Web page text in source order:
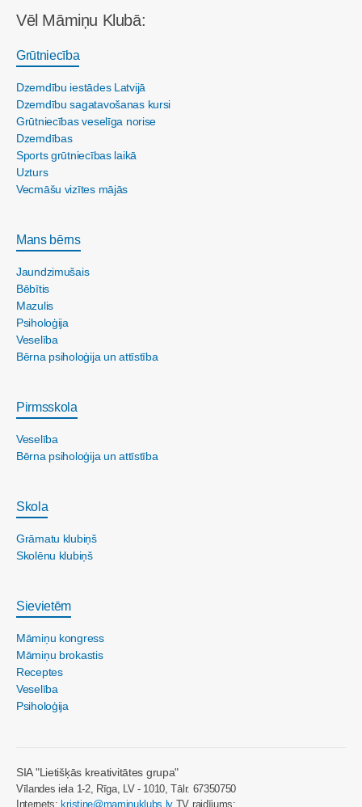
Vēl Māmiņu Klubā:
Grūtniecība
Dzemdību iestādes Latvijā
Dzemdību sagatavošanas kursi
Grūtniecības veselīga norise
Dzemdības
Sports grūtniecības laikā
Uzturs
Vecmāšu vizītes mājās
Mans bērns
Jaundzimušais
Bēbītis
Mazulis
Psiholoģija
Veselība
Bērna psiholoģija un attīstība
Pirmsskola
Veselība
Bērna psiholoģija un attīstība
Skola
Grāmatu klubiņš
Skolēnu klubiņš
Sievietēm
Māmiņu kongress
Māmiņu brokastis
Receptes
Veselība
Psiholoģija
SIA "Lietišķās kreativitātes grupa"
Vīlandes iela 1-2, Rīga, LV - 1010, Tālr. 67350750
Internets: kristine@maminuklubs.lv TV raidījums: